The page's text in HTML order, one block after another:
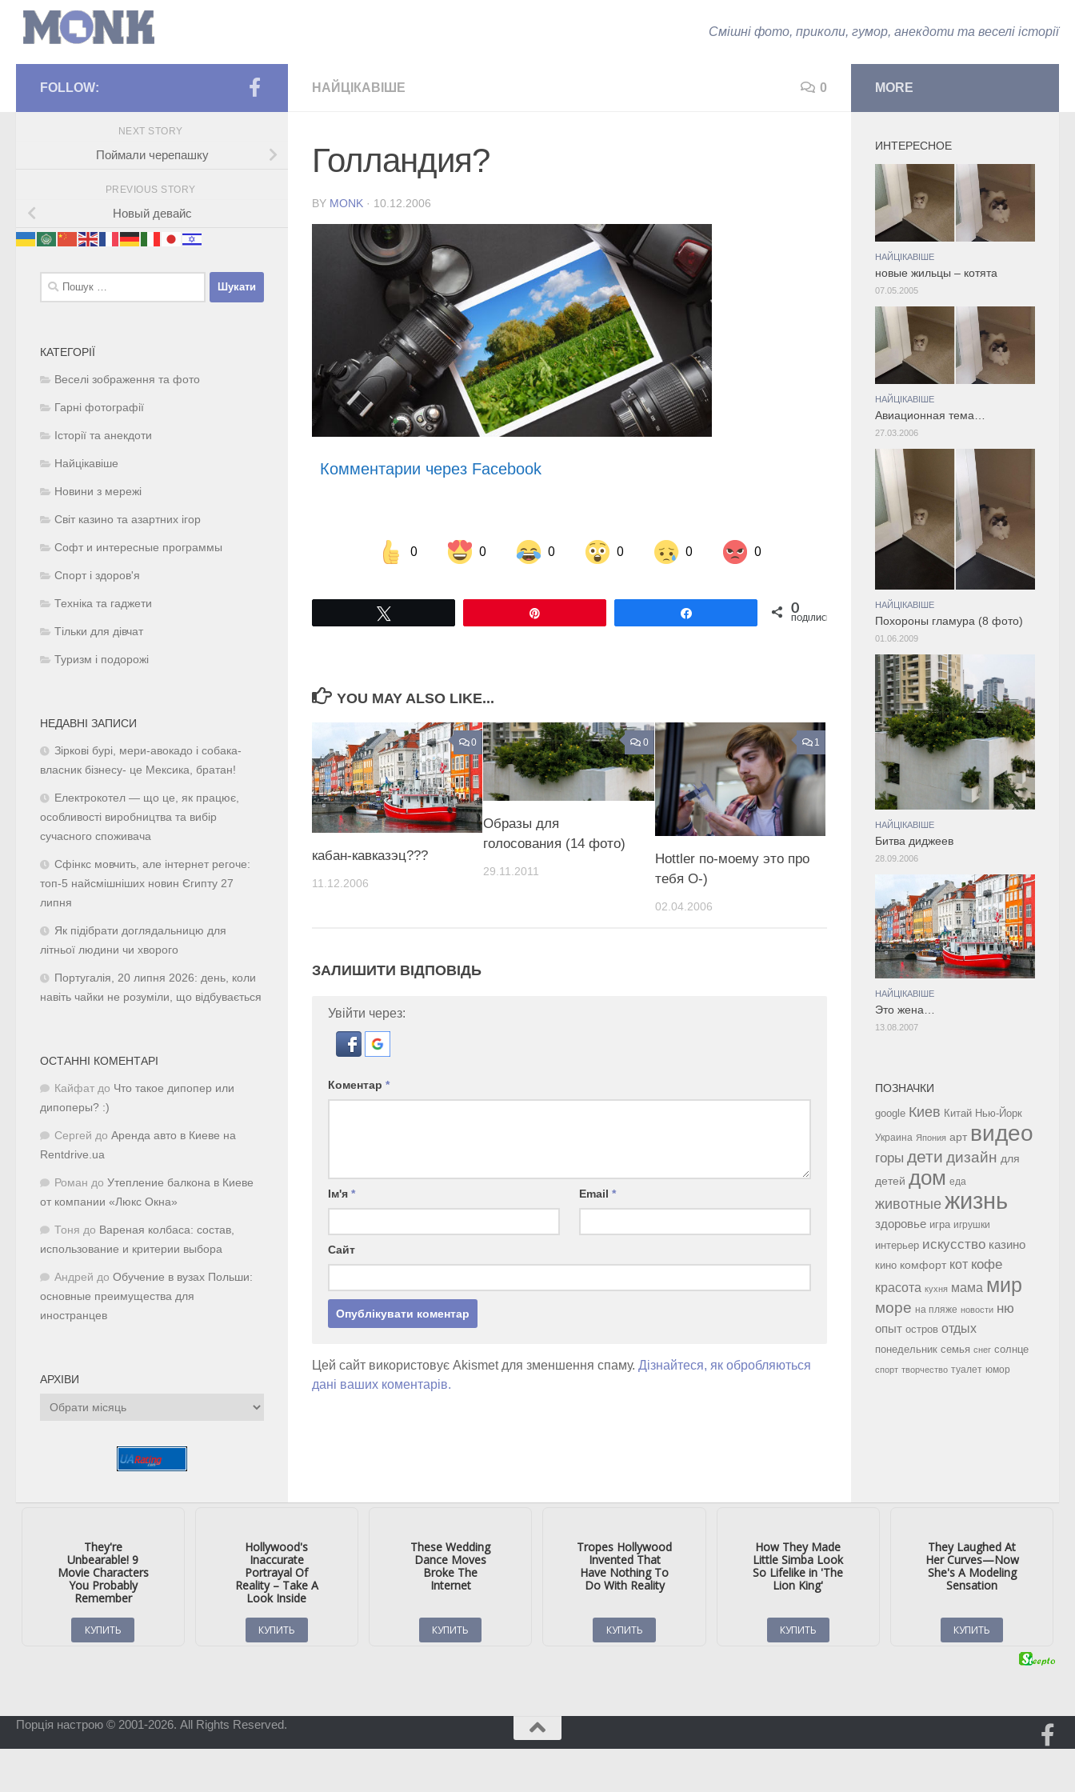
Смішні фото, приколи, гумор, анекдоти та веселі історії
НАЙЦІКАВІШЕ 0
Голландия?
BY MONK · 10.12.2006
Комментарии через Facebook
0 0 0 0 0 0
Share on Facebook Share on LinkedIn Share on Twitter 0
ПОДІЛИСЬ
YOU MAY ALSO LIKE...
0
кабан-кавказэц???
11.12.2006
0
Образы для
голосования (14 фото)
29.11.2011
1
Hottler по-моему это про
тебя О-)
02.04.2006
ЗАЛИШИТИ ВІДПОВІДЬ
Увійти через:
Коментар *
Ім'я * Email*
Сайт
Цей сайт використовує Akismet для зменшення спаму. Дізнайтеся, як обробляються
дані ваших коментарів.
FOLLOW:
NEXT STORY
Поймали черепашку
PREVIOUS STORY
Новый девайс
Пошук:
КАТЕГОРІЇ
Веселі зображення та фото
Гарні фотографії
Історії та анекдоти
Найцікавіше
Новини з мережі
Світ казино та азартних ігор
Софт и интересные программы
Спорт і здоров'я
Техніка та гаджети
Тільки для дівчат
Туризм і подорожі
НЕДАВНІ ЗАПИСИ
Зіркові бурі, мери-авокадо і собака-
власник бізнесу- це Мексика, братан!
Електрокотел — що це, як працює,
особливості виробництва та вибір
сучасного споживача
Сфінкс мовчить, але інтернет регоче:
топ-5 найсмішніших новин Єгипту 27
липня
Як підібрати доглядальницю для
літньої людини чи хворого
Португалія, 20 липня 2026: день, коли
навіть чайки не розуміли, що відбувається
ОСТАННІ КОМЕНТАРІ
Кайфат до Что такое дипопер или
дипоперы? :)
Сергей до Аренда авто в Киеве на
Rentdrive.ua
Роман до Утепление балкона в Киеве
от компании «Люкс Окна»
Тоня до Вареная колбаса: состав,
использование и критерии выбора
Андрей до Обучение в вузах Польши:
основные преимущества для
иностранцев
АРХІВИ
Архіви
MORE
ИНТЕРЕСНОЕ
НАЙЦІКАВІШЕ
новые жильцы – котята
07.05.2005
НАЙЦІКАВІШЕ
Авиационная тема…
27.03.2006
НАЙЦІКАВІШЕ
Похороны гламура (8 фото)
01.06.2009
НАЙЦІКАВІШЕ
Битва диджеев
28.09.2006
НАЙЦІКАВІШЕ
Это жена…
13.08.2007
ПОЗНАЧКИ
google Киев Китай Нью-Йорк
Украина Япония арт видео
горы дети дизайн для
детей дом еда
животные жизнь
здоровье игра игрушки
интерьер искусство казино
кино комфорт кот кофе
красота кухня мама мир
море на пляже новости ню
опыт остров отдых
понедельник семья снег солнце
спорт творчество туалет юмор